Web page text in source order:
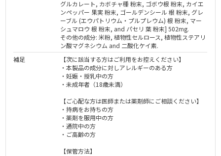
グルカレート, カボチャ種 粉末, ゴボウ根 粉末, カイエ
ンペッパー 果実 粉末, ゴールデンシール 根 粉末, グレ
ーブル (エウパトリウム・プルプレウム) 根 粉末, マー
シュマロウ 根 粉末, and パセリ 葉 粉末] 502mg.
その他の成分: 米粉, 植物性セルロース, 植物性ステアリ
ン酸マグネシウム and 二酸化ケイ素.
補足
【次に該当する方はご利用をお控えください】
・本製品の成分に対しアレルギーのある方
・妊娠・授乳中の方
・未成年者（18歳未満）
【ご心配な方は医師または薬剤師にご相談ください】
・持病をお持ちの方
・薬剤を服用中の方
・通院中の方
・ご高齢の方
【保管方法】